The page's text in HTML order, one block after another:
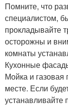
Помните, что
специалистом,
прокладывайте
осторожны и
комнаты
Кухонные
Мойка и
месте. Если